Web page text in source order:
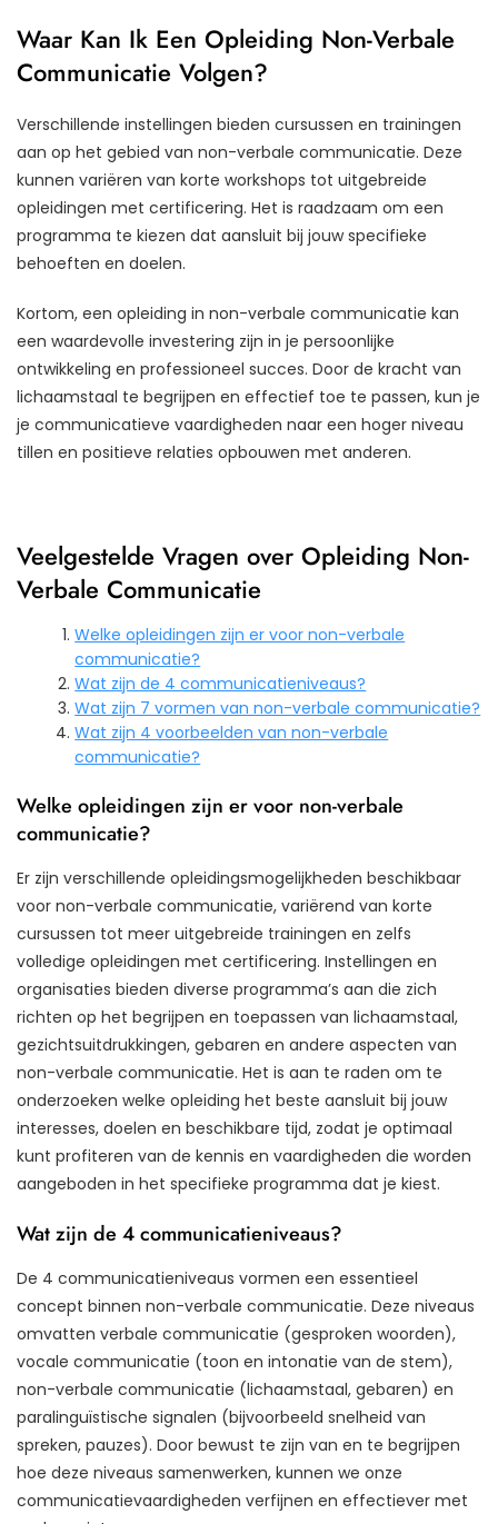
Waar Kan Ik Een Opleiding Non-Verbale
Communicatie Volgen?
Verschillende instellingen bieden cursussen en trainingen
aan op het gebied van non-verbale communicatie. Deze
kunnen variëren van korte workshops tot uitgebreide
opleidingen met certificering. Het is raadzaam om een
programma te kiezen dat aansluit bij jouw specifieke
behoeften en doelen.
Kortom, een opleiding in non-verbale communicatie kan
een waardevolle investering zijn in je persoonlijke
ontwikkeling en professioneel succes. Door de kracht van
lichaamstaal te begrijpen en effectief toe te passen, kun je
je communicatieve vaardigheden naar een hoger niveau
tillen en positieve relaties opbouwen met anderen.
Veelgestelde Vragen over Opleiding Non-
Verbale Communicatie
Welke opleidingen zijn er voor non-verbale
communicatie?
Wat zijn de 4 communicatieniveaus?
Wat zijn 7 vormen van non-verbale communicatie?
Wat zijn 4 voorbeelden van non-verbale
communicatie?
Welke opleidingen zijn er voor non-verbale
communicatie?
Er zijn verschillende opleidingsmogelijkheden beschikbaar
voor non-verbale communicatie, variërend van korte
cursussen tot meer uitgebreide trainingen en zelfs
volledige opleidingen met certificering. Instellingen en
organisaties bieden diverse programma’s aan die zich
richten op het begrijpen en toepassen van lichaamstaal,
gezichtsuitdrukkingen, gebaren en andere aspecten van
non-verbale communicatie. Het is aan te raden om te
onderzoeken welke opleiding het beste aansluit bij jouw
interesses, doelen en beschikbare tijd, zodat je optimaal
kunt profiteren van de kennis en vaardigheden die worden
aangeboden in het specifieke programma dat je kiest.
Wat zijn de 4 communicatieniveaus?
De 4 communicatieniveaus vormen een essentieel
concept binnen non-verbale communicatie. Deze niveaus
omvatten verbale communicatie (gesproken woorden),
vocale communicatie (toon en intonatie van de stem),
non-verbale communicatie (lichaamstaal, gebaren) en
paralinguïstische signalen (bijvoorbeeld snelheid van
spreken, pauzes). Door bewust te zijn van en te begrijpen
hoe deze niveaus samenwerken, kunnen we onze
communicatievaardigheden verfijnen en effectiever met